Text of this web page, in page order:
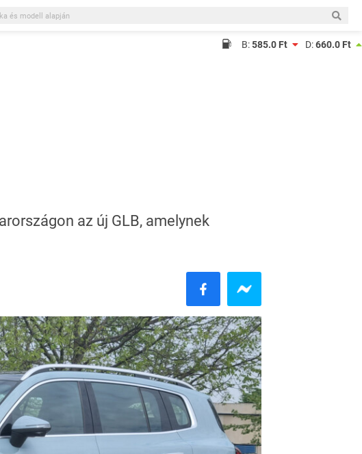
B:585.0 Ft D:660.0 Ft
az új GLB, amelynek